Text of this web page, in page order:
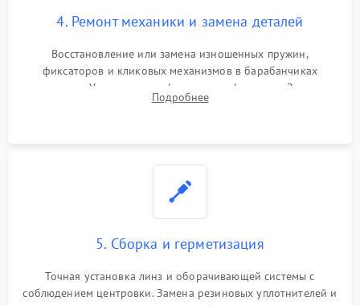
4. Ремонт механики и замена деталей
Восстановление или замена изношенных пружин,
фиксаторов и кликовых механизмов в барабанчиках
поправок. Устранение люфтов в трансфокаторе. Замена
поврежденных линз, разбитой сетки или восстановление
Подробнее
5. Сборка и герметизация
Точная установка линз и оборачивающей системы с
соблюдением центровки. Замена резиновых уплотнителей и